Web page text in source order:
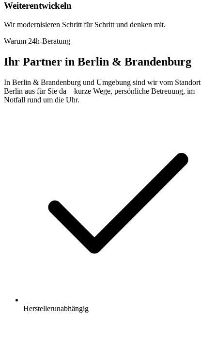
Weiterentwickeln
Wir modernisieren Schritt für Schritt und denken mit.
Warum 24h-Beratung
Ihr Partner in Berlin & Brandenburg
In Berlin & Brandenburg und Umgebung sind wir vom Standort
Berlin aus für Sie da – kurze Wege, persönliche Betreuung, im
Notfall rund um die Uhr.
Herstellerunabhängig